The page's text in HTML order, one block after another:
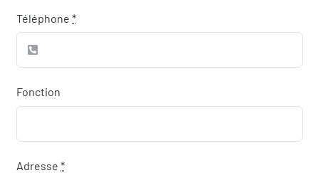
Téléphone*
Fonction
Adresse*